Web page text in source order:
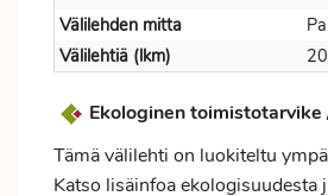
Välilehden mitta
Välilehtiä (lkm) 20
Ekologinen
Tämä välilehti on luokiteltu
Katso lisäinfoa ekologisuudesta